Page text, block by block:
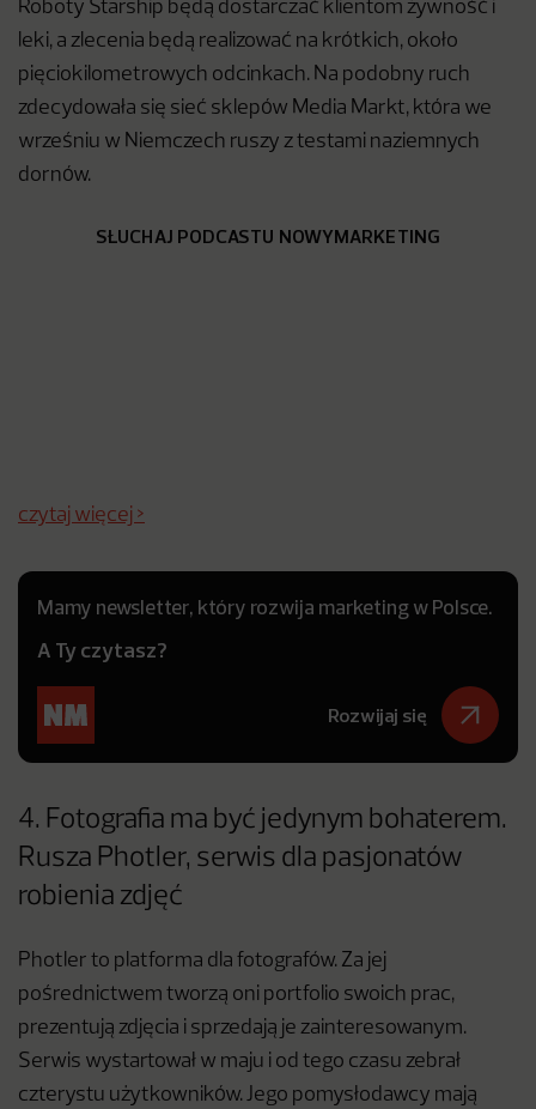
Roboty Starship będą dostarczać klientom żywność i
leki, a zlecenia będą realizować na krótkich, około
pięciokilometrowych odcinkach. Na podobny ruch
zdecydowała się sieć sklepów Media Markt, która we
wrześniu w Niemczech ruszy z testami naziemnych
dornów.
SŁUCHAJ PODCASTU NOWYMARKETING
czytaj więcej >
Mamy newsletter, który rozwija marketing w Polsce.
A Ty czytasz?
Rozwijaj się
4. Fotografia ma być jedynym bohaterem.
Rusza Photler, serwis dla pasjonatów
robienia zdjęć
Photler to platforma dla fotografów. Za jej
pośrednictwem tworzą oni portfolio swoich prac,
prezentują zdjęcia i sprzedają je zainteresowanym.
Serwis wystartował w maju i od tego czasu zebrał
czterystu użytkowników. Jego pomysłodawcy mają